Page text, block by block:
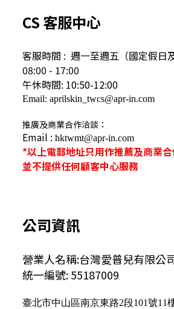
CS 客服中心
客服時間 : 週一至週五（國定假日
08:00 - 17:00
午休時間: 10:50-12:00
Email: aprilskin_twcs@apr-in.com
推廣及商業合作洽談：
Email : hktwmt@apr-in.com
*以上電郵地址只用作推薦及商業合
並不提供任何顧客中心服務
公司資訊
營業人名稱:台灣愛普兒有限公
統一編號: 55187009
臺北市中山區南京東路2段101號11